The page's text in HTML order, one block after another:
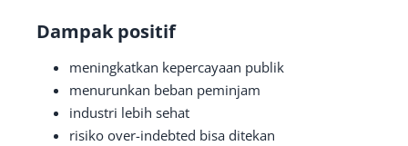
Dampak positif
meningkatkan kepercayaan publik
menurunkan beban peminjam
industri lebih sehat
risiko over-indebted bisa ditekan